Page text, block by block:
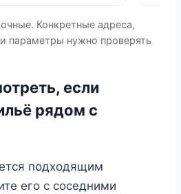
Конкретные адреса,
параметры нужно проверять
если
рядом с
подходящим
его с соседними